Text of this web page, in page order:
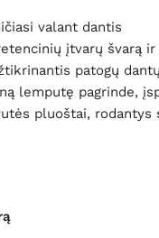
valant dantis
įtvarų švarą ir
patogų
lemputę pagrinde,
pluoštai,